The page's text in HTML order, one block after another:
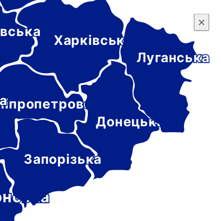
×
Донецька
Харківська
Луганська
Запорізька
×